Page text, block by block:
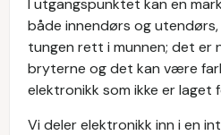
I utgangspunktet kan en
både innendørs og utendørs,
tungen rett i munnen; det er
bryterne og det kan være
elektronikk som ikke er laget
Vi deler elektronikk inn i en